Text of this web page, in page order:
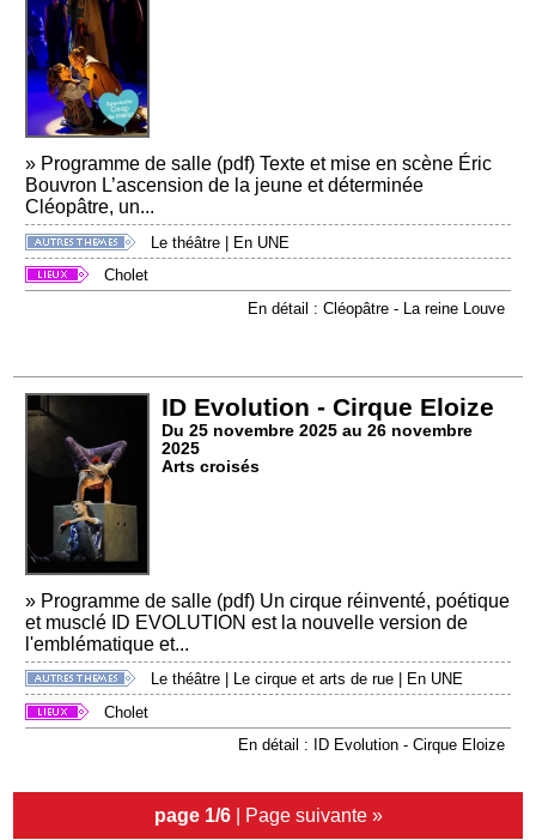
» Programme de salle (pdf) Texte et mise en scène Éric
Bouvron L’ascension de la jeune et déterminée
Cléopâtre, un...
Le théâtre
En UNE
Cholet
En détail : Cléopâtre - La reine Louve
ID Evolution - Cirque Eloize
Du 25 novembre 2025 au 26 novembre
2025
Arts croisés
» Programme de salle (pdf) Un cirque réinventé, poétique
et musclé ID EVOLUTION est la nouvelle version de
l'emblématique et...
Le théâtre Le cirque et arts de rue
En UNE
Cholet
En détail : ID Evolution - Cirque Eloize
page 1/6| Page suivante »